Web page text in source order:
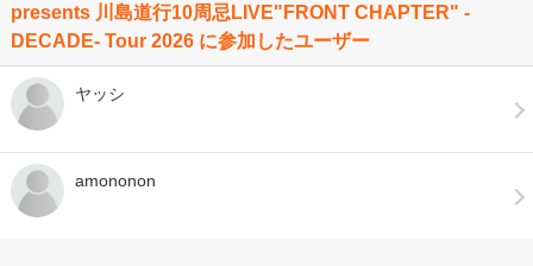
presents 川島道行10周忌LIVE"FRONT CHAPTER" -
DECADE- Tour 2026 に参加したユーザー
ヤッシ
amononon